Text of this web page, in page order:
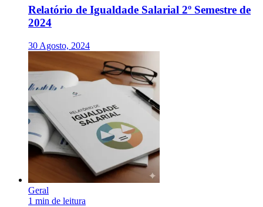
Relatório de Igualdade Salarial 2º Semestre de
2024
30 Agosto, 2024
Geral
1 min de leitura